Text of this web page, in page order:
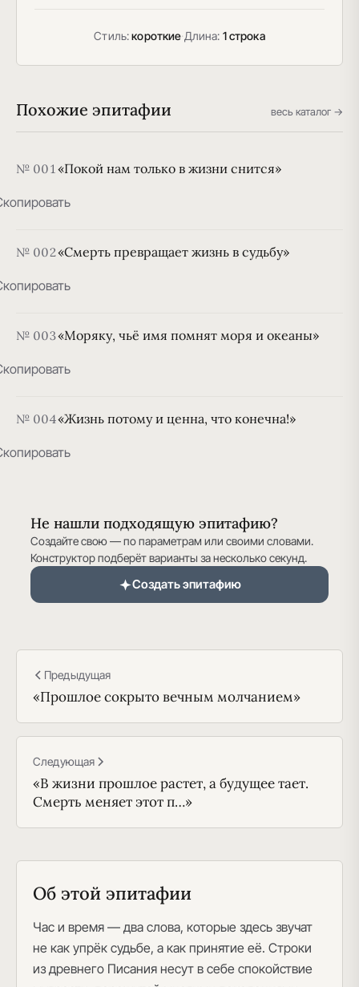
Стиль:короткие·Длина: 1 строка
Похожие эпитафии весь каталог →
№ 001 «Покой нам только в жизни снится»
№ 002«Смерть превращает жизнь в судьбу»
№ 003«Моряку, чьё имя помнят моря и океаны»
№ 004«Жизнь потому и ценна, что конечна!»
Не нашли подходящую эпитафию?
Создайте свою — по параметрам или своими словами.
Конструктор подберёт варианты за несколько секунд.
Создать эпитафию
Предыдущая
«Прошлое сокрыто вечным молчанием»
Следующая
«В жизни прошлое растет, а будущее тает.
Смерть меняет этот п…»
Об этой эпитафии
Час и время — два слова, которые здесь звучат
не как упрёк судьбе, а как принятие её. Строки
из древнего Писания несут в себе спокойствие